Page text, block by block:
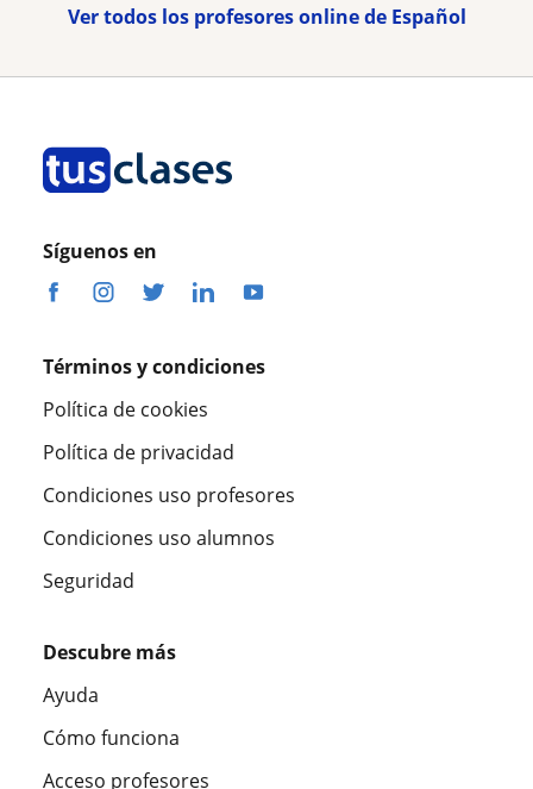
Ver todos los profesores online de Español
Síguenos en
Términos y condiciones
Política de cookies
Política de privacidad
Condiciones uso profesores
Condiciones uso alumnos
Seguridad
Descubre más
Ayuda
Cómo funciona
Acceso profesores